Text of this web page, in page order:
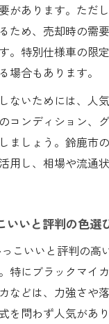
があります。ただ
ため、売却時の需
。特別仕様車の限
場合もあります。
ないためには、人気
コンディション、
ましょう。鈴鹿市
用し、相場や流通
いいと評判の色選
こいいと評判の高
特にブラックマイ
などは、力強さや
を問わず人気があ